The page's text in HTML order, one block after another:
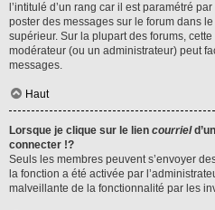
l’intitulé d’un rang car il est paramétré
poster des messages sur le forum dans
supérieur. Sur la plupart des forums,
modérateur (ou un administrateur) peut
messages.
Haut
Lorsque je clique sur le lien courriel
connecter !?
Seuls les membres peuvent s’envoyer
la fonction a été activée par
malveillante de la fonctionnalité par les